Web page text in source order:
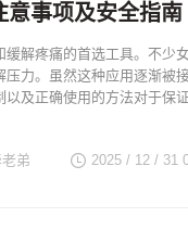
意事项及安全指南
解疼痛的首选工具。不少
力。虽然这种应用逐渐被接
及正确使用的方法对于保
2025 / 12 / 31
弟